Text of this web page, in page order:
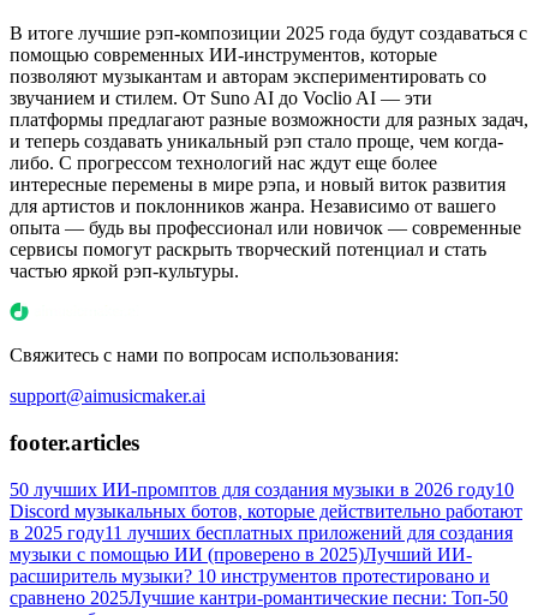
В итоге лучшие рэп-композиции 2025 года будут создаваться с
помощью современных ИИ-инструментов, которые
позволяют музыкантам и авторам экспериментировать со
звучанием и стилем. От Suno AI до Voclio AI — эти
платформы предлагают разные возможности для разных задач,
и теперь создавать уникальный рэп стало проще, чем когда-
либо. С прогрессом технологий нас ждут еще более
интересные перемены в мире рэпа, и новый виток развития
для артистов и поклонников жанра. Независимо от вашего
опыта — будь вы профессионал или новичок — современные
сервисы помогут раскрыть творческий потенциал и стать
частью яркой рэп-культуры.
Свяжитесь с нами по вопросам использования:
support@aimusicmaker.ai
footer.articles
50 лучших ИИ-промптов для создания музыки в 2026 году10
Discord музыкальных ботов, которые действительно работают
в 2025 году11 лучших бесплатных приложений для создания
музыки с помощью ИИ (проверено в 2025)Лучший ИИ-
расширитель музыки? 10 инструментов протестировано и
сравнено 2025Лучшие кантри-романтические песни: Топ-50